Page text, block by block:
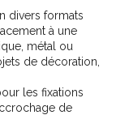
divers formats
à une
métal ou
de décoration,
les fixations
de